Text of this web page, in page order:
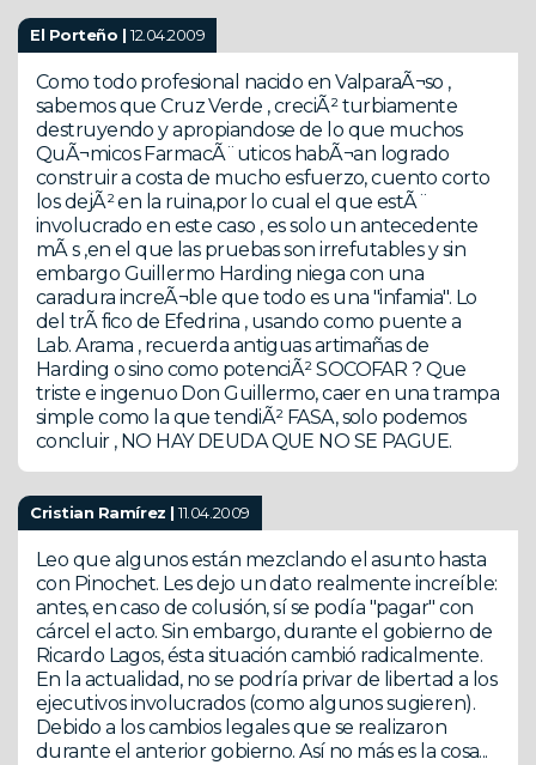
El Porteño |12.04.2009
Como todo profesional nacido en ValparaÃ¬so ,
sabemos que Cruz Verde , creciÃ² turbiamente
destruyendo y apropiandose de lo que muchos
QuÃ¬micos FarmacÃ¨uticos habÃ¬an logrado
construir a costa de mucho esfuerzo, cuento corto
los dejÃ² en la ruina,por lo cual el que estÃ¨
involucrado en este caso , es solo un antecedente
mÃ s ,en el que las pruebas son irrefutables y sin
embargo Guillermo Harding niega con una
caradura increÃ¬ble que todo es una "infamia". Lo
del trÃ fico de Efedrina , usando como puente a
Lab. Arama , recuerda antiguas artimañas de
Harding o sino como potenciÃ² SOCOFAR ? Que
triste e ingenuo Don Guillermo, caer en una trampa
simple como la que tendiÃ² FASA, solo podemos
concluir , NO HAY DEUDA QUE NO SE PAGUE.
Cristian Ramírez |11.04.2009
Leo que algunos están mezclando el asunto hasta
con Pinochet. Les dejo un dato realmente increíble:
antes, en caso de colusión, sí se podía "pagar" con
cárcel el acto. Sin embargo, durante el gobierno de
Ricardo Lagos, ésta situación cambió radicalmente.
En la actualidad, no se podría privar de libertad a los
ejecutivos involucrados (como algunos sugieren).
Debido a los cambios legales que se realizaron
durante el anterior gobierno. Así no más es la cosa...